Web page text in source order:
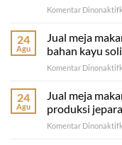
Komentar
24
Agu
Jual meja
bahan kayu
Komentar
24
Agu
Jual meja
produksi jepara
Komentar